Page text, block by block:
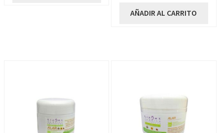
originalactual
AÑADIR AL CARRITO